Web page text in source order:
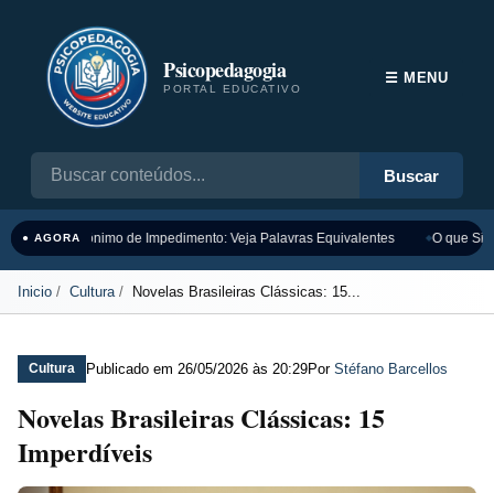
Psicopedagogia
PORTAL EDUCATIVO
Buscar
☰ MENU
● AGORASinônimo de Impedimento: Veja Palavras Equivalentes O que
Inicio Cultura Novelas Brasileiras Clássicas: 15...
Cultura Publicado em 26/05/2026 às 20:29Por Stéfano Barcellos
Novelas Brasileiras Clássicas: 15
Imperdíveis